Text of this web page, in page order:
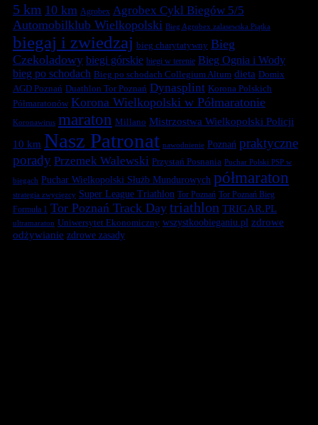
5 km 10 km Agrobex Agrobex Cykl Biegów 5/5
Automobilklub Wielkopolski Bieg Agrobex zalasewska Piątka
biegaj i zwiedzaj bieg charytatywny Bieg
Czekoladowy biegi górskie biegi w terenie Bieg Ognia i Wody
bieg po schodach Bieg po schodach Collegium Altum dieta Domix
AGD Poznań Duathlon Tor Poznań Dynasplint Korona Polskich
Półmaratonów Korona Wielkopolski w Półmaratonie
Koronawirus maraton Millano Mistrzostwa Wielkopolski Policji
10 km Nasz Patronat nawodnienie Poznań praktyczne
porady Przemek Walewski Przystań Posnania Puchar Polski PSP w
biegach Puchar Wielkopolski Służb Mundurowych półmaraton
strategia zwycięzcy Super League Triathlon Tor Poznań Tor Poznań Bieg
Formuła 1 Tor Poznań Track Day triathlon TRIGAR.PL
ultramaraton Uniwersytet Ekonomiczny wszystkoobieganiu.pl zdrowe
odżywianie zdrowe zasady